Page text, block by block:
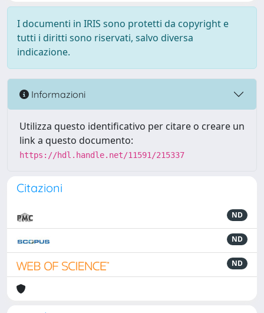
I documenti in IRIS sono protetti da copyright e
tutti i diritti sono riservati, salvo diversa
indicazione.
Informazioni
Utilizza questo identificativo per citare o creare un
link a questo documento:
https://hdl.handle.net/11591/215337
Citazioni
ND
ND
ND